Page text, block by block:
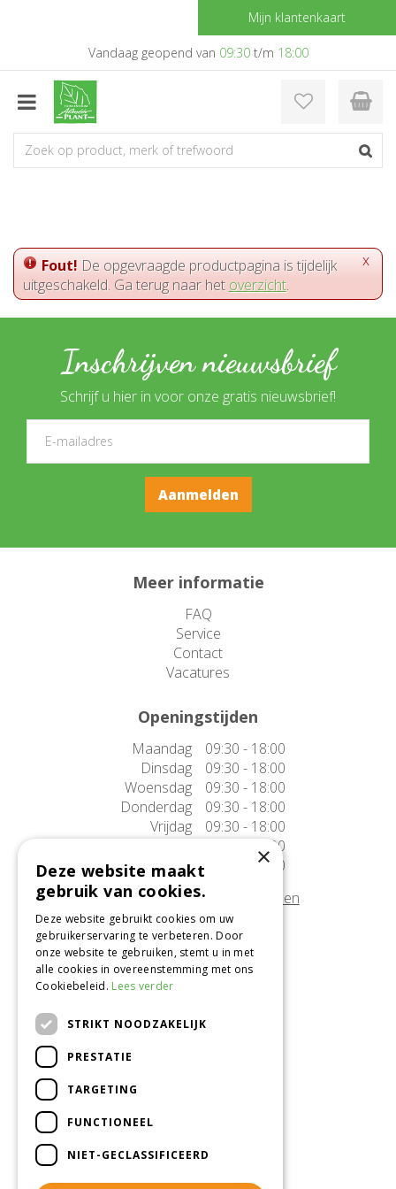
a
Mijn klantenkaart
Vandaag geopend van 09:30t/m 18:00
x
Fout! De opgevraagde productpagina is tijdelijk
uitgeschakeld. Ga terug naar het overzicht.
Inschrijven nieuwsbrief
Schrijf u hier in voor onze gratis nieuwsbrief!
Meer informatie
FAQ
Service
Contact
Vacatures
Openingstijden
Maandag
09:30 - 18:00
Dinsdag
09:30 - 18:00
Woensdag
09:30 - 18:00
Donderdag
09:30 - 18:00
Vrijdag
09:30 - 18:00
Zaterdag
09:30 - 17:00
Zondag
10:00 - 17:00
Afwijkende openingstijden tonen
Onze locatie
Tuincentrum Alméérplant
Jac. P. Thijsseweg 4
pinterest
×
Deze website maakt
gebruik van cookies.
Deze website gebruikt cookies om uw
gebruikerservaring te verbeteren. Door
onze website te gebruiken, stemt u in met
alle cookies in overeenstemming met ons
Cookiebeleid. Lees verder
STRIKT NOODZAKELIJK
PRESTATIE
TARGETING
FUNCTIONEEL
NIET-GECLASSIFICEERD